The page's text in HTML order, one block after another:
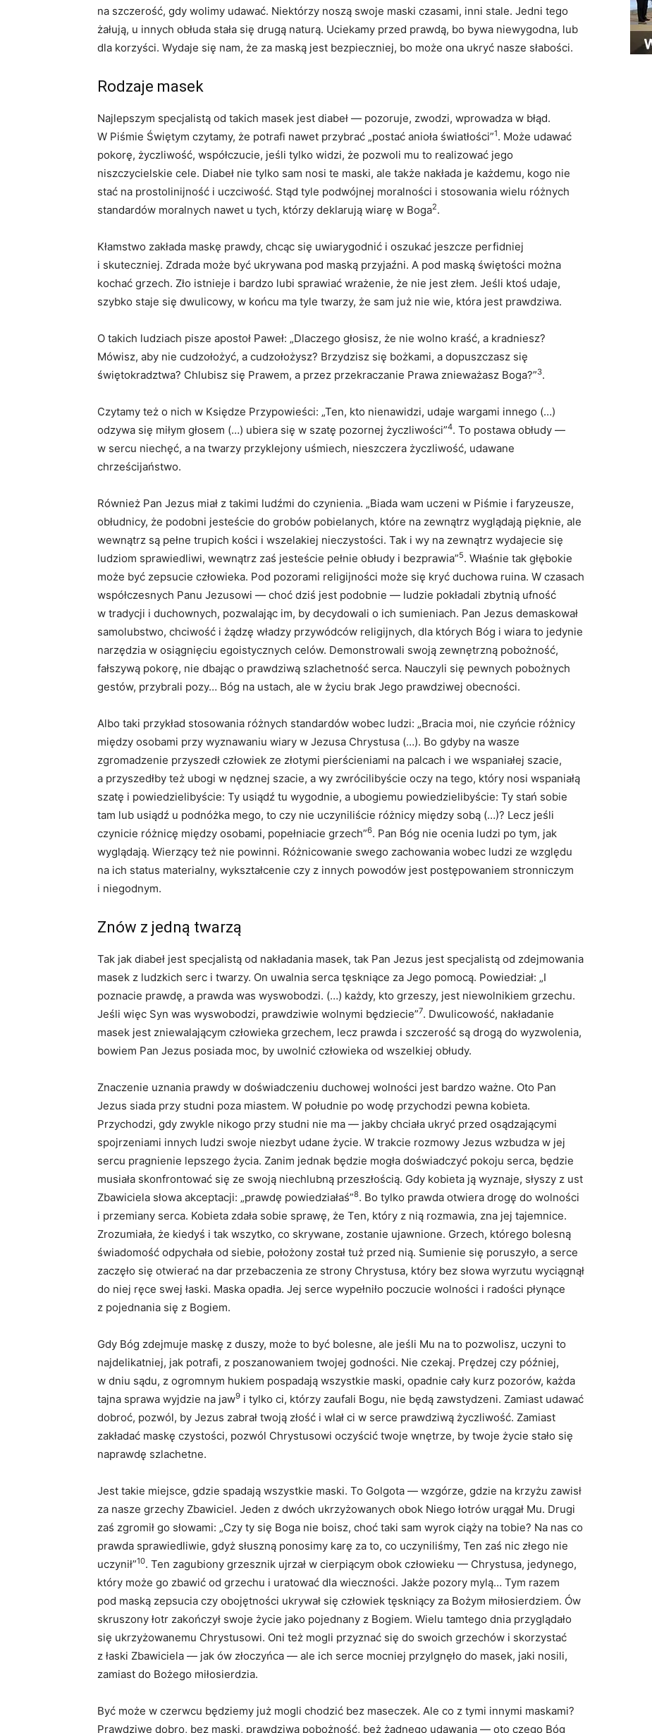
na szczerość, gdy wolimy udawać. Niektórzy noszą swoje maski czasami, inni stale. Jedni tego
żałują, u innych obłuda stała się drugą naturą. Uciekamy przed prawdą, bo bywa niewygodna, lub
dla korzyści. Wydaje się nam, że za maską jest bezpieczniej, bo może ona ukryć nasze słabości.
Rodzaje masek
Najlepszym specjalistą od takich masek jest diabeł — pozoruje, zwodzi, wprowadza w błąd.
W Piśmie Świętym czytamy, że potrafi nawet przybrać „postać anioła światłości”1. Może udawać
pokorę, życzliwość, współczucie, jeśli tylko widzi, że pozwoli mu to realizować jego
niszczycielskie cele. Diabeł nie tylko sam nosi te maski, ale także nakłada je każdemu, kogo nie
stać na prostolinijność i uczciwość. Stąd tyle podwójnej moralności i stosowania wielu różnych
standardów moralnych nawet u tych, którzy deklarują wiarę w Boga2.
Kłamstwo zakłada maskę prawdy, chcąc się uwiarygodnić i oszukać jeszcze perfidniej
i skuteczniej. Zdrada może być ukrywana pod maską przyjaźni. A pod maską świętości można
kochać grzech. Zło istnieje i bardzo lubi sprawiać wrażenie, że nie jest złem. Jeśli ktoś udaje,
szybko staje się dwulicowy, w końcu ma tyle twarzy, że sam już nie wie, która jest prawdziwa.
O takich ludziach pisze apostoł Paweł: „Dlaczego głosisz, że nie wolno kraść, a kradniesz?
Mówisz, aby nie cudzołożyć, a cudzołożysz? Brzydzisz się bożkami, a dopuszczasz się
świętokradztwa? Chlubisz się Prawem, a przez przekraczanie Prawa znieważasz Boga?”3.
Czytamy też o nich w Księdze Przypowieści: „Ten, kto nienawidzi, udaje wargami innego (…)
odzywa się miłym głosem (…) ubiera się w szatę pozornej życzliwości”4. To postawa obłudy —
w sercu niechęć, a na twarzy przyklejony uśmiech, nieszczera życzliwość, udawane
chrześcijaństwo.
Również Pan Jezus miał z takimi ludźmi do czynienia. „Biada wam uczeni w Piśmie i faryzeusze,
obłudnicy, że podobni jesteście do grobów pobielanych, które na zewnątrz wyglądają pięknie, ale
wewnątrz są pełne trupich kości i wszelakiej nieczystości. Tak i wy na zewnątrz wydajecie się
ludziom sprawiedliwi, wewnątrz zaś jesteście pełnie obłudy i bezprawia”5. Właśnie tak głębokie
może być zepsucie człowieka. Pod pozorami religijności może się kryć duchowa ruina. W czasach
współczesnych Panu Jezusowi — choć dziś jest podobnie — ludzie pokładali zbytnią ufność
w tradycji i duchownych, pozwalając im, by decydowali o ich sumieniach. Pan Jezus demaskował
samolubstwo, chciwość i żądzę władzy przywódców religijnych, dla których Bóg i wiara to jedynie
narzędzia w osiągnięciu egoistycznych celów. Demonstrowali swoją zewnętrzną pobożność,
fałszywą pokorę, nie dbając o prawdziwą szlachetność serca. Nauczyli się pewnych pobożnych
gestów, przybrali pozy… Bóg na ustach, ale w życiu brak Jego prawdziwej obecności.
Albo taki przykład stosowania różnych standardów wobec ludzi: „Bracia moi, nie czyńcie różnicy
między osobami przy wyznawaniu wiary w Jezusa Chrystusa (…). Bo gdyby na wasze
zgromadzenie przyszedł człowiek ze złotymi pierścieniami na palcach i we wspaniałej szacie,
a przyszedłby też ubogi w nędznej szacie, a wy zwrócilibyście oczy na tego, który nosi wspaniałą
szatę i powiedzielibyście: Ty usiądź tu wygodnie, a ubogiemu powiedzielibyście: Ty stań sobie
tam lub usiądź u podnóżka mego, to czy nie uczyniliście różnicy między sobą (…)? Lecz jeśli
czynicie różnicę między osobami, popełniacie grzech”6. Pan Bóg nie ocenia ludzi po tym, jak
wyglądają. Wierzący też nie powinni. Różnicowanie swego zachowania wobec ludzi ze względu
na ich status materialny, wykształcenie czy z innych powodów jest postępowaniem stronniczym
i niegodnym.
Znów z jedną twarzą
Tak jak diabeł jest specjalistą od nakładania masek, tak Pan Jezus jest specjalistą od zdejmowania
masek z ludzkich serc i twarzy. On uwalnia serca tęskniące za Jego pomocą. Powiedział: „I
poznacie prawdę, a prawda was wyswobodzi. (…) każdy, kto grzeszy, jest niewolnikiem grzechu.
Jeśli więc Syn was wyswobodzi, prawdziwie wolnymi będziecie”7. Dwulicowość, nakładanie
masek jest zniewalającym człowieka grzechem, lecz prawda i szczerość są drogą do wyzwolenia,
bowiem Pan Jezus posiada moc, by uwolnić człowieka od wszelkiej obłudy.
Znaczenie uznania prawdy w doświadczeniu duchowej wolności jest bardzo ważne. Oto Pan
Jezus siada przy studni poza miastem. W południe po wodę przychodzi pewna kobieta.
Przychodzi, gdy zwykle nikogo przy studni nie ma — jakby chciała ukryć przed osądzającymi
spojrzeniami innych ludzi swoje niezbyt udane życie. W trakcie rozmowy Jezus wzbudza w jej
sercu pragnienie lepszego życia. Zanim jednak będzie mogła doświadczyć pokoju serca, będzie
musiała skonfrontować się ze swoją niechlubną przeszłością. Gdy kobieta ją wyznaje, słyszy z ust
Zbawiciela słowa akceptacji: „prawdę powiedziałaś”8. Bo tylko prawda otwiera drogę do wolności
i przemiany serca. Kobieta zdała sobie sprawę, że Ten, który z nią rozmawia, zna jej tajemnice.
Zrozumiała, że kiedyś i tak wszytko, co skrywane, zostanie ujawnione. Grzech, którego bolesną
świadomość odpychała od siebie, położony został tuż przed nią. Sumienie się poruszyło, a serce
zaczęło się otwierać na dar przebaczenia ze strony Chrystusa, który bez słowa wyrzutu wyciągnął
do niej ręce swej łaski. Maska opadła. Jej serce wypełniło poczucie wolności i radości płynące
z pojednania się z Bogiem.
Gdy Bóg zdejmuje maskę z duszy, może to być bolesne, ale jeśli Mu na to pozwolisz, uczyni to
najdelikatniej, jak potrafi, z poszanowaniem twojej godności. Nie czekaj. Prędzej czy później,
w dniu sądu, z ogromnym hukiem pospadają wszystkie maski, opadnie cały kurz pozorów, każda
tajna sprawa wyjdzie na jaw9 i tylko ci, którzy zaufali Bogu, nie będą zawstydzeni. Zamiast udawać
dobroć, pozwól, by Jezus zabrał twoją złość i wlał ci w serce prawdziwą życzliwość. Zamiast
zakładać maskę czystości, pozwól Chrystusowi oczyścić twoje wnętrze, by twoje życie stało się
naprawdę szlachetne.
Jest takie miejsce, gdzie spadają wszystkie maski. To Golgota — wzgórze, gdzie na krzyżu zawisł
za nasze grzechy Zbawiciel. Jeden z dwóch ukrzyżowanych obok Niego łotrów urągał Mu. Drugi
zaś zgromił go słowami: „Czy ty się Boga nie boisz, choć taki sam wyrok ciąży na tobie? Na nas co
prawda sprawiedliwie, gdyż słuszną ponosimy karę za to, co uczyniliśmy, Ten zaś nic złego nie
uczynił”10. Ten zagubiony grzesznik ujrzał w cierpiącym obok człowieku — Chrystusa, jedynego,
który może go zbawić od grzechu i uratować dla wieczności. Jakże pozory mylą… Tym razem
pod maską zepsucia czy obojętności ukrywał się człowiek tęskniący za Bożym miłosierdziem. Ów
skruszony łotr zakończył swoje życie jako pojednany z Bogiem. Wielu tamtego dnia przyglądało
się ukrzyżowanemu Chrystusowi. Oni też mogli przyznać się do swoich grzechów i skorzystać
z łaski Zbawiciela — jak ów złoczyńca — ale ich serce mocniej przylgnęło do masek, jaki nosili,
zamiast do Bożego miłosierdzia.
Być może w czerwcu będziemy już mogli chodzić bez maseczek. Ale co z tymi innymi maskami?
Prawdziwe dobro, bez maski, prawdziwa pobożność, beż żadnego udawania — oto czego Bóg